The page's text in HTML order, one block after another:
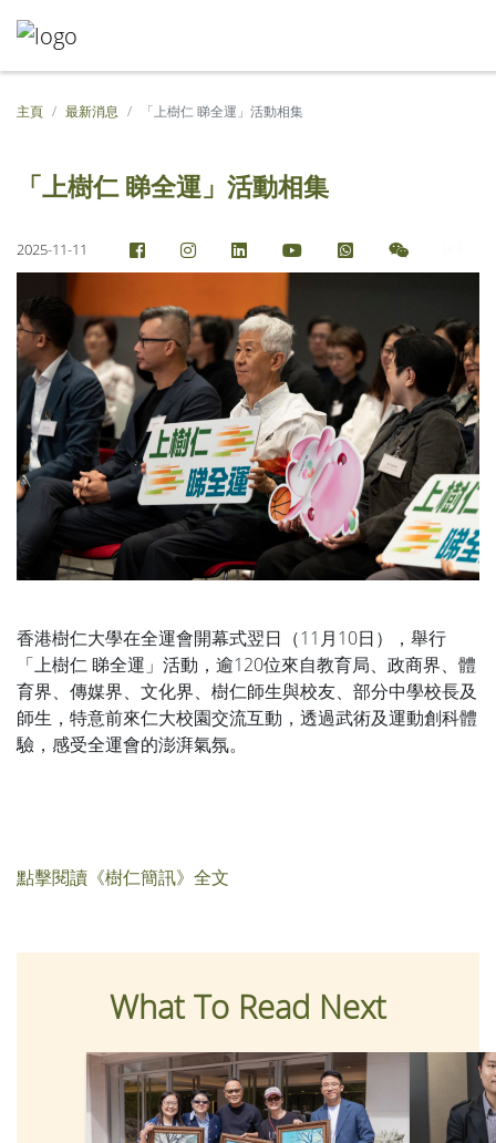
主頁 最新消息 「上樹仁 睇全運」活動相集
「上樹仁 睇全運」活動相集
2025-11-11
香港樹仁大學在全運會開幕式翌日（11月10日），舉行
「上樹仁 睇全運」活動，逾120位來自教育局、政商界、體
育界、傳媒界、文化界、樹仁師生與校友、部分中學校長及
師生，特意前來仁大校園交流互動，透過武術及運動創科體
驗，感受全運會的澎湃氣氛。
點擊閱讀《樹仁簡訊》全文
What To Read Next